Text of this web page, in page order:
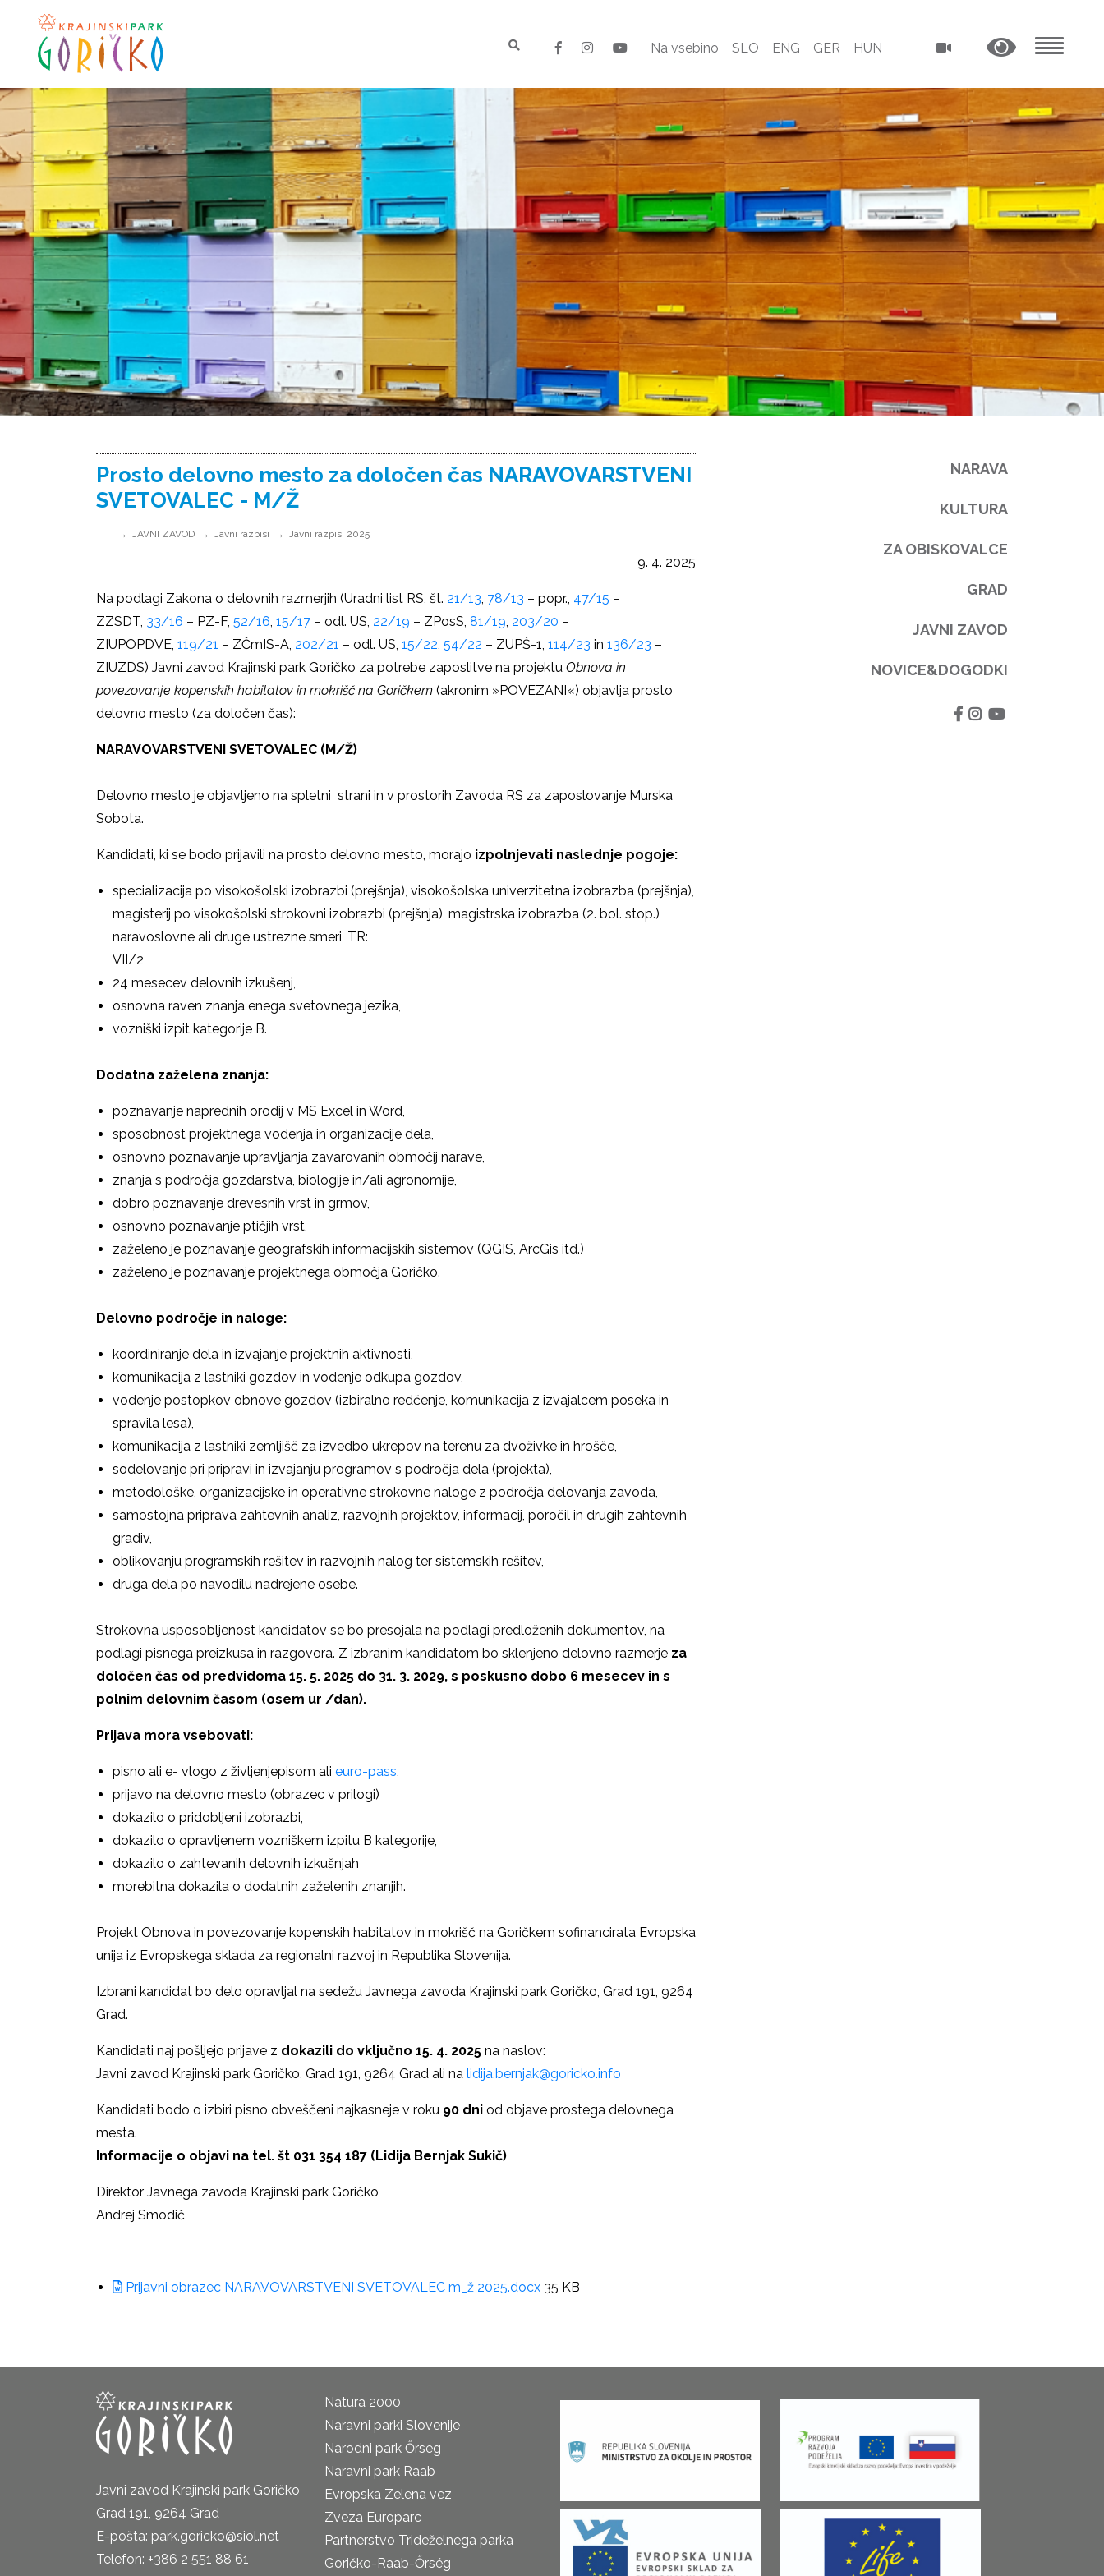
Na vsebino SLO ENG GER HUN
Prosto delovno mesto za določen čas NARAVOVARSTVENI
SVETOVALEC - M/Ž
JAVNI ZAVOD Javni razpisi Javni razpisi 2025
9. 4. 2025
Na podlagi Zakona o delovnih razmerjih (Uradni list RS, št. 21/13, 78/13 – popr., 47/15 –
ZZSDT, 33/16 – PZ-F, 52/16, 15/17 – odl. US, 22/19 – ZPosS, 81/19, 203/20 –
ZIUPOPDVE, 119/21 – ZČmIS-A, 202/21 – odl. US, 15/22, 54/22 – ZUPŠ-1, 114/23 in 136/23 –
ZIUZDS) Javni zavod Krajinski park Goričko za potrebe zaposlitve na projektu Obnova in
povezovanje kopenskih habitatov in mokrišč na Goričkem (akronim »POVEZANI«) objavlja prosto
delovno mesto (za določen čas):
NARAVOVARSTVENI SVETOVALEC (M/Ž)
Delovno mesto je objavljeno na spletni strani in v prostorih Zavoda RS za zaposlovanje Murska
Sobota.
Kandidati, ki se bodo prijavili na prosto delovno mesto, morajo izpolnjevati naslednje pogoje:
specializacija po visokošolski izobrazbi (prejšnja), visokošolska univerzitetna izobrazba (prejšnja),
magisterij po visokošolski strokovni izobrazbi (prejšnja), magistrska izobrazba (2. bol. stop.)
naravoslovne ali druge ustrezne smeri, TR:
VII/2
24 mesecev delovnih izkušenj,
osnovna raven znanja enega svetovnega jezika,
vozniški izpit kategorije B.
Dodatna zaželena znanja:
poznavanje naprednih orodij v MS Excel in Word,
sposobnost projektnega vodenja in organizacije dela,
osnovno poznavanje upravljanja zavarovanih območij narave,
znanja s področja gozdarstva, biologije in/ali agronomije,
dobro poznavanje drevesnih vrst in grmov,
osnovno poznavanje ptičjih vrst,
zaželeno je poznavanje geografskih informacijskih sistemov (QGIS, ArcGis itd.)
zaželeno je poznavanje projektnega območja Goričko.
Delovno področje in naloge:
koordiniranje dela in izvajanje projektnih aktivnosti,
komunikacija z lastniki gozdov in vodenje odkupa gozdov,
vodenje postopkov obnove gozdov (izbiralno redčenje, komunikacija z izvajalcem poseka in
spravila lesa),
komunikacija z lastniki zemljišč za izvedbo ukrepov na terenu za dvoživke in hrošče,
sodelovanje pri pripravi in izvajanju programov s področja dela (projekta),
metodološke, organizacijske in operativne strokovne naloge z področja delovanja zavoda,
samostojna priprava zahtevnih analiz, razvojnih projektov, informacij, poročil in drugih zahtevnih
gradiv,
oblikovanju programskih rešitev in razvojnih nalog ter sistemskih rešitev,
druga dela po navodilu nadrejene osebe.
Strokovna usposobljenost kandidatov se bo presojala na podlagi predloženih dokumentov, na
podlagi pisnega preizkusa in razgovora. Z izbranim kandidatom bo sklenjeno delovno razmerje za
določen čas od predvidoma 15. 5. 2025 do 31. 3. 2029, s poskusno dobo 6 mesecev in s
polnim delovnim časom (osem ur /dan).
Prijava mora vsebovati:
pisno ali e- vlogo z življenjepisom ali euro-pass,
prijavo na delovno mesto (obrazec v prilogi)
dokazilo o pridobljeni izobrazbi,
dokazilo o opravljenem vozniškem izpitu B kategorije,
dokazilo o zahtevanih delovnih izkušnjah
morebitna dokazila o dodatnih zaželenih znanjih.
Projekt Obnova in povezovanje kopenskih habitatov in mokrišč na Goričkem sofinancirata Evropska
unija iz Evropskega sklada za regionalni razvoj in Republika Slovenija.
Izbrani kandidat bo delo opravljal na sedežu Javnega zavoda Krajinski park Goričko, Grad 191, 9264
Grad.
Kandidati naj pošljejo prijave z dokazili do vključno 15. 4. 2025 na naslov:
Javni zavod Krajinski park Goričko, Grad 191, 9264 Grad ali na lidija.bernjak@goricko.info
Kandidati bodo o izbiri pisno obveščeni najkasneje v roku 90 dni od objave prostega delovnega
mesta.
Informacije o objavi na tel. št 031 354 187 (Lidija Bernjak Sukič)
Direktor Javnega zavoda Krajinski park Goričko
Andrej Smodič
Prijavni obrazec NARAVOVARSTVENI SVETOVALEC m_ž 2025.docx 35 KB
NARAVA
KULTURA
ZA OBISKOVALCE
GRAD
JAVNI ZAVOD
NOVICE&DOGODKI
Javni zavod Krajinski park Goričko
Grad 191, 9264 Grad
E-pošta: park.goricko@siol.net
Telefon: +386 2 551 88 61
Natura 2000
Naravni parki Slovenije
Narodni park Őrseg
Naravni park Raab
Evropska Zelena vez
Zveza Europarc
Partnerstvo Trideželnega parka
Goričko-Raab-Őrség